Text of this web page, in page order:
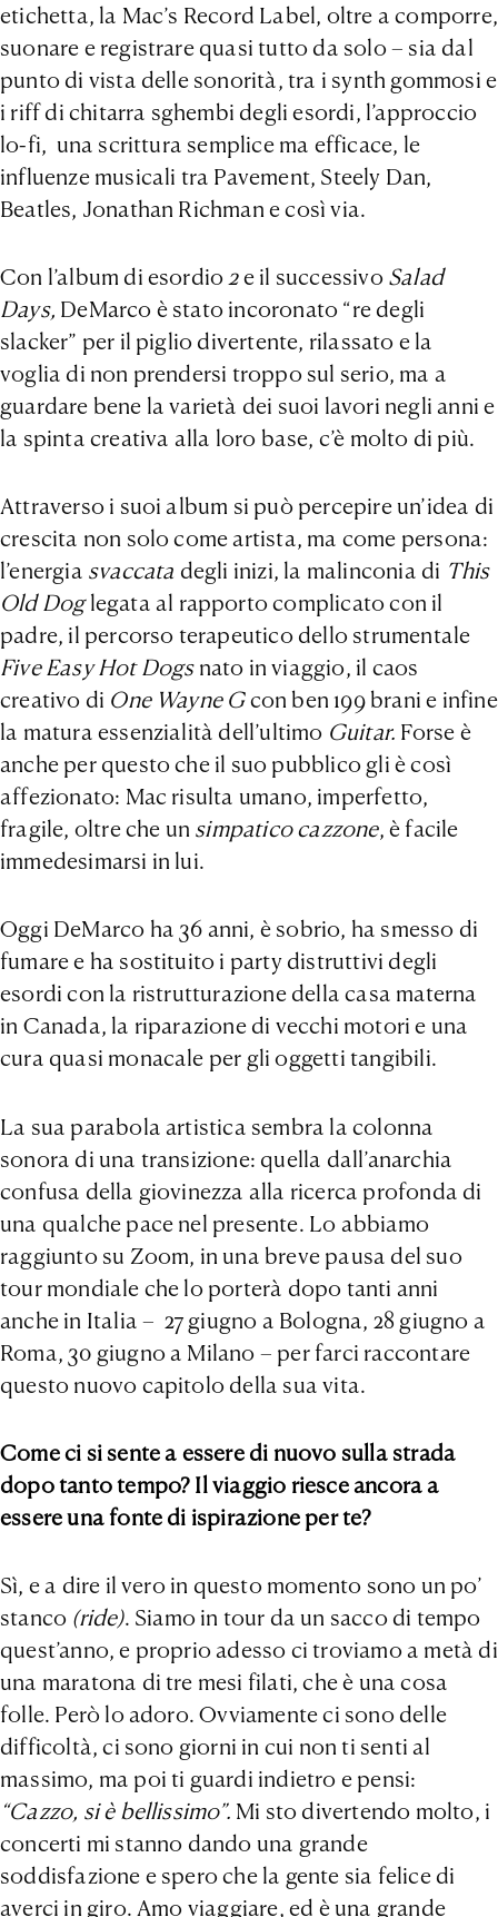
etichetta, la Mac’s Record Label, oltre a comporre,
suonare e registrare quasi tutto da solo – sia dal
punto di vista delle sonorità, tra i synth gommosi e
i riff di chitarra sghembi degli esordi, l’approccio
lo-fi, una scrittura semplice ma efficace, le
influenze musicali tra Pavement, Steely Dan,
Beatles, Jonathan Richman e così via.
Con l’album di esordio2e il successivo Salad
Days, DeMarco è stato incoronato “re degli
slacker” per il piglio divertente, rilassato e la
voglia di non prendersi troppo sul serio, ma a
guardare bene la varietà dei suoi lavori negli anni e
la spinta creativa alla loro base, c’è molto di più.
Attraverso i suoi album si può percepire un’idea di
crescita non solo come artista, ma come persona:
l’energia svaccata degli inizi, la malinconia di This
Old Doglegata al rapporto complicato con il
padre, il percorso terapeutico dello strumentale
Five Easy Hot Dogs nato in viaggio, il caos
creativo di One Wayne Gcon ben 199 brani e infine
la matura essenzialità dell’ultimo Guitar. Forse è
anche per questo che il suo pubblico gli è così
affezionato: Mac risulta umano, imperfetto,
fragile, oltre che un simpatico cazzone, è facile
immedesimarsi in lui.
Oggi DeMarco ha 36 anni, è sobrio, ha smesso di
fumare e ha sostituito i party distruttivi degli
esordi con la ristrutturazione della casa materna
in Canada, la riparazione di vecchi motori e una
cura quasi monacale per gli oggetti tangibili.
La sua parabola artistica sembra la colonna
sonora di una transizione: quella dall’anarchia
confusa della giovinezza alla ricerca profonda di
una qualche pace nel presente. Lo abbiamo
raggiunto su Zoom, in una breve pausa del suo
tour mondiale che lo porterà dopo tanti anni
anche in Italia – 27 giugno a Bologna, 28 giugno a
Roma, 30 giugno a Milano – per farci raccontare
questo nuovo capitolo della sua vita.
Come ci si sente a essere di nuovo sulla strada
dopo tanto tempo? Il viaggio riesce ancora a
essere una fonte di ispirazione per te?
Sì, e a dire il vero in questo momento sono un po’
stanco (ride). Siamo in tour da un sacco di tempo
quest’anno, e proprio adesso ci troviamo a metà di
una maratona di tre mesi filati, che è una cosa
folle. Però lo adoro. Ovviamente ci sono delle
difficoltà, ci sono giorni in cui non ti senti al
massimo, ma poi ti guardi indietro e pensi:
“Cazzo, si è bellissimo”. Mi sto divertendo molto, i
concerti mi stanno dando una grande
soddisfazione e spero che la gente sia felice di
averci in giro. Amo viaggiare, ed è una grande